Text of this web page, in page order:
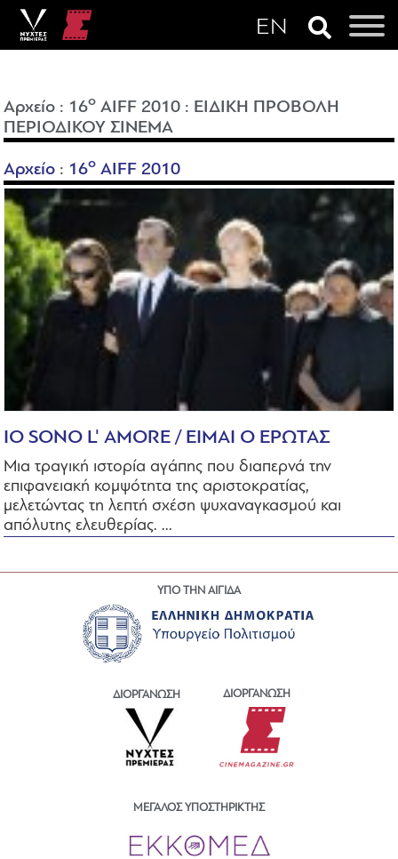
Αρχείο : 16o AIFF 2010 : ΕΙΔΙΚΗ ΠΡΟΒΟΛΗ
ΠΕΡΙΟΔΙΚΟΥ ΣΙΝΕΜΑ
Αρχείο : 16o AIFF 2010
IO SONO L' AMORE / ΕΙΜΑΙ Ο ΕΡΩΤΑΣ
Μια τραγική ιστορία αγάπης που διαπερνά την
επιφανειακή κομψότητα της αριστοκρατίας,
μελετώντας τη λεπτή σχέση ψυχαναγκασμού και
απόλυτης ελευθερίας. ...
ΥΠΟ ΤΗΝ ΑΙΓΙΔΑ
ΔΙΟΡΓΑΝΩΣΗ ΔΙΟΡΓΑΝΩΣΗ
ΜΕΓΑΛΟΣ ΥΠΟΣΤΗΡΙΚΤΗΣ